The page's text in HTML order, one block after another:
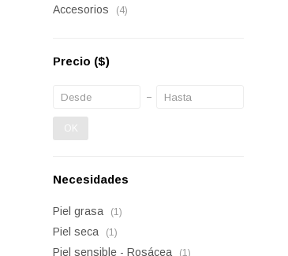
Accesorios (4)
Precio ($)
OK
Necesidades
Piel grasa (1)
Piel seca (1)
Piel sensible - Rosácea (1)